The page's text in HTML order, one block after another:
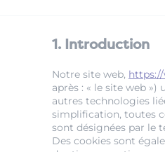
1. Introduction
Notre site web,
après : « le site web »)
autres technologies
simplification, toutes
sont désignées par le
Des cookies sont